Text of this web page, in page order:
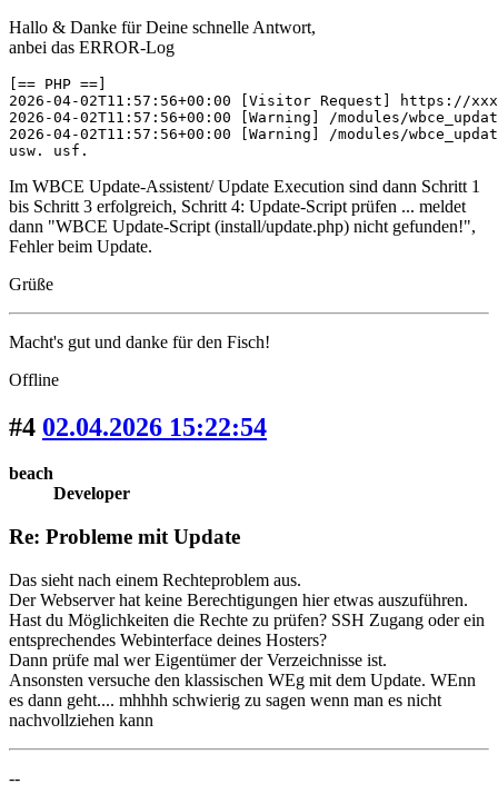
Hallo & Danke für Deine schnelle Antwort,
anbei das ERROR-Log
[== PHP ==]
2026-04-02T11:57:56+00:00 [Visitor Request] https://
2026-04-02T11:57:56+00:00 [Warning] /modules/
2026-04-02T11:57:56+00:00 [Warning] /modules/
usw. usf.
Im WBCE Update-Assistent/ Update Execution sind dann Schritt 1
bis Schritt 3 erfolgreich, Schritt 4: Update-Script prüfen ... meldet
dann "WBCE Update-Script (install/update.php) nicht gefunden!",
Fehler beim Update.
Grüße
Macht's gut und danke für den Fisch!
Offline
#4 02.04.2026 15:22:54
beach
Developer
Re: Probleme mit Update
Das sieht nach einem Rechteproblem aus.
Der Webserver hat keine Berechtigungen hier etwas auszuführen.
Hast du Möglichkeiten die Rechte zu prüfen? SSH Zugang oder ein
entsprechendes Webinterface deines Hosters?
Dann prüfe mal wer Eigentümer der Verzeichnisse ist.
Ansonsten versuche den klassischen WEg mit dem Update. WEnn
es dann geht.... mhhhh schwierig zu sagen wenn man es nicht
nachvollziehen kann
--